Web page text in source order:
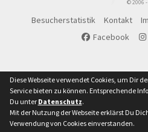
© 2006 -
Besucherstatistik Kontakt
Facebook
Diese Webseite verwendet Cookies, um Dir
Service bieten zu können. Entsprechende
Du unter Datenschutz.
Mit der Nutzung der Webseite erklärst Du
Verwendung von Cookies einverstanden.